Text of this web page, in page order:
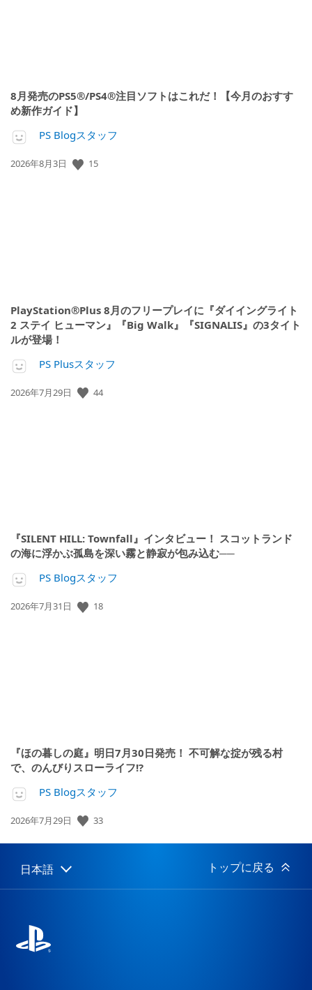
8月発売のPS5®/PS4®注目ソフトはこれだ！【今月のおすす
め新作ガイド】
PS Blogスタッフ
公
2026年8月3日 15
PlayStation®Plus 8月のフリープレイに『ダイイングライト
2 ステイ ヒューマン』『Big Walk』『SIGNALIS』の3タイト
ルが登場！
PS Plusスタッフ
公
2026年7月29日 44
『SILENT HILL: Townfall』インタビュー！ スコットランド
の海に浮かぶ孤島を深い霧と静寂が包み込む──
PS Blogスタッフ
公
2026年7月31日 18
『ほの暮しの庭』明日7月30日発売！ 不可解な掟が残る村
で、のんびりスローライフ!?
PS Blogスタッフ
公
日:
2026年7月29日 33
Select
a
Current
region:
日本語 トップに戻る